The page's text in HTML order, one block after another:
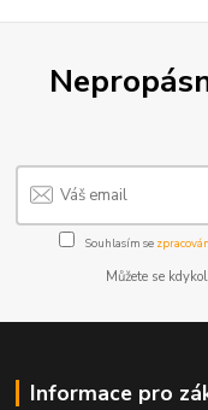
Souhlasím se
Můžete se
Informace pro